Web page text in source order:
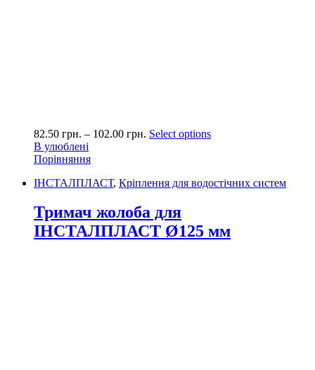
82.50 грн. – 102.00 грн. Select options
В улюблені
Порівняння
ІНСТАЛПЛАСТ, Кріплення для водостічних систем
Тримач жолоба для
ІНСТАЛПЛАСТ Ø125 мм